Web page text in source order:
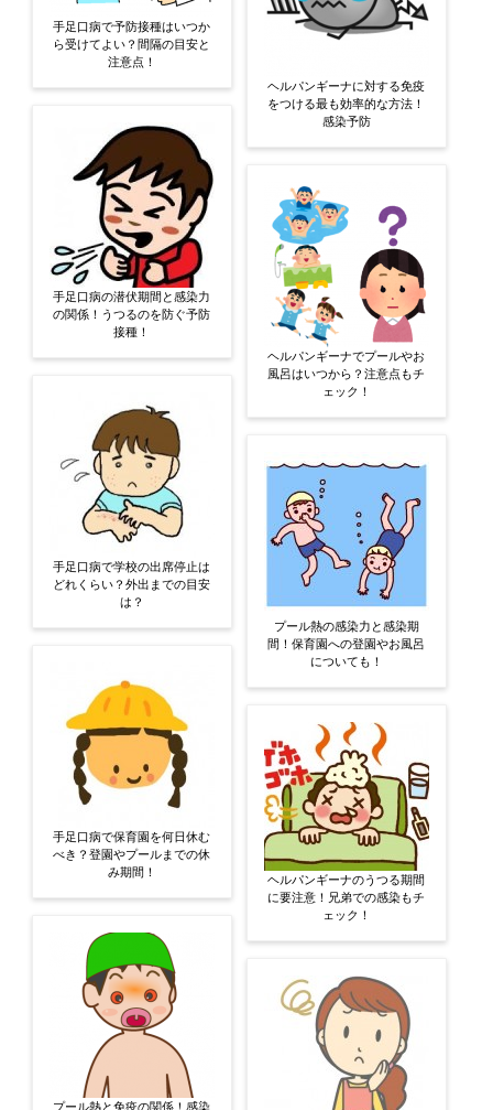
手足口病で予防接種はいつか
ら受けてよい？間隔の目安と
注意点！
手足口病の潜伏期間と感染力
の関係！うつるのを防ぐ予防
接種！
手足口病で学校の出席停止は
どれくらい？外出までの目安
は？
手足口病で保育園を何日休む
べき？登園やプールまでの休
み期間！
プール熱と免疫の関係！感染
ヘルパンギーナに対する免疫
をつける最も効率的な方法！
感染予防
ヘルパンギーナでプールやお
風呂はいつから？注意点もチ
ェック！
プール熱の感染力と感染期
間！保育園への登園やお風呂
についても！
ヘルパンギーナのうつる期間
に要注意！兄弟での感染もチ
ェック！